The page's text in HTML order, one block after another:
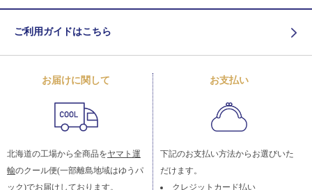
ご利用ガイドはこちら
お届けに関して
北海道の工場から全商品をヤマト運
輸のクール便(一部離島地域はゆうパ
ック)でお届けしております。
お支払い
下記のお支払い方法からお選びいた
だけます。
クレジットカード払い